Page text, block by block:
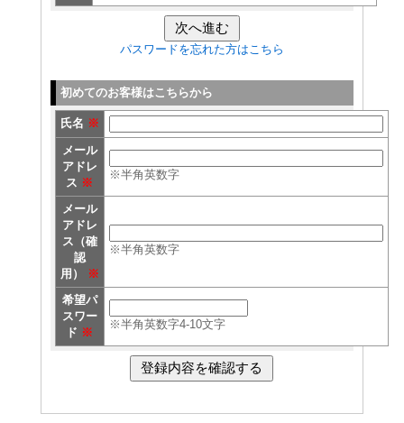
パスワードを忘れた方はこちら
初めてのお客様はこちらから
氏名 ※
メール
アドレ
ス ※
※半角英数字
メール
アドレ
ス（確
認
用）
※
※半角英数字
希望パ
スワー
ド ※
※半角英数字4-10文字